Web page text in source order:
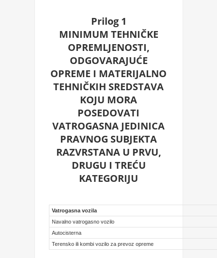
Prilog 1
MINIMUM TEHNIČKE
OPREMLJENOSTI,
ODGOVARAJUĆE
OPREME I MATERIJALNO
TEHNIČKIH SREDSTAVA
KOJU MORA
POSEDOVATI
VATROGASNA JEDINICA
PRAVNOG SUBJEKTA
RAZVRSTANA U PRVU,
DRUGU I TREĆU
KATEGORIJU
Vatrogasna vozila
Navalno vatrogasno vozilo
Autocisterna
Terensko ili kombi vozilo za prevoz opreme